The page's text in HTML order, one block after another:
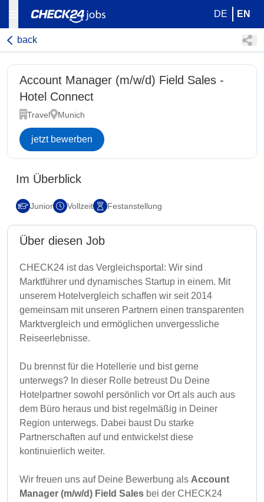
DE EN
back
Account Manager (m/w/d) Field Sales -
Hotel Connect
Travel Munich
jetzt bewerben
Im Überblick
Junior Vollzeit Festanstellung
Über diesen Job
CHECK24 ist das Vergleichsportal: Wir sind
Marktführer und dynamisches Startup in einem. Mit
unserem Hotelvergleich schaffen wir seit 2014
gemeinsam mit unseren Partnern einen transparenten
Marktvergleich und ermöglichen unvergessliche
Reiseerlebnisse.
Du brennst für die Hotellerie und bist gerne
unterwegs? In dieser Rolle betreust Du Deine
Hotelpartner sowohl persönlich vor Ort als auch aus
dem Büro heraus und bist regelmäßig in Deiner
Region unterwegs. Dabei baust Du starke
Partnerschaften auf und entwickelst diese
kontinuierlich weiter.
Wir freuen uns auf Deine Bewerbung als Account
Manager (m/w/d) Field Sales bei der CHECK24